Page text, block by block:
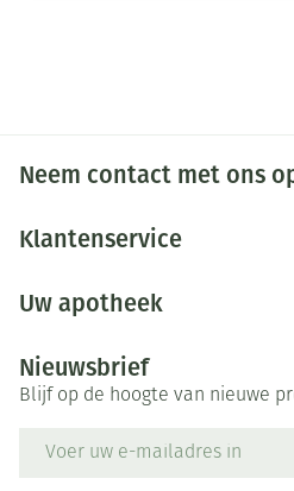
Neem contact met ons
Klantenservice
Uw apotheek
Nieuwsbrief
Blijf op de hoogte van nieuwe